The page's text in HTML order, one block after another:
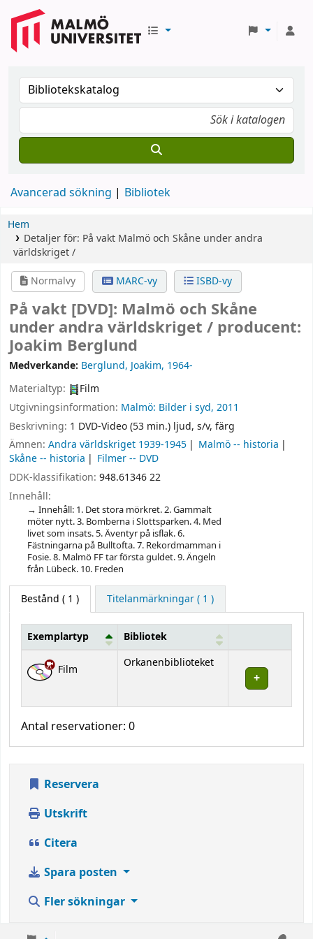
Avancerad sökning Bibliotek
Hem
Detaljer för: På vakt Malmö och Skåne under andra
världskriget /
Normalvy
MARC-vy ISBD-vy
På vakt [DVD]: Malmö och Skåne
under andra världskriget / producent:
Joakim Berglund
Medverkande: Berglund, Joakim, 1964-
Materialtyp:
Film
Utgivningsinformation: Malmö: Bilder i syd, 2011
Beskrivning: 1 DVD-Video (53 min.) ljud, s/v, färg
Ämnen: Andra världskriget 1939-1945
Malmö -- historia
Skåne -- historia
Filmer -- DVD
DDK-klassifikation: 948.61346 22
Innehåll:
Innehåll: 1. Det stora mörkret. 2. Gammalt
möter nytt. 3. Bomberna i Slottsparken. 4. Med
livet som insats. 5. Äventyr på isflak. 6.
Fästningarna på Bulltofta. 7. Rekordmamman i
Fosie. 8. Malmö FF tar första guldet. 9. Ängeln
från Lübeck. 10. Freden
Bestånd ( 1 ) Titelanmärkningar ( 1 )
Bestånd
Exemplartyp Bibliotek
Film Orkanenbiblioteket
Antal reservationer: 0
Reservera
Utskrift
Citera
Spara posten
Fler sökningar